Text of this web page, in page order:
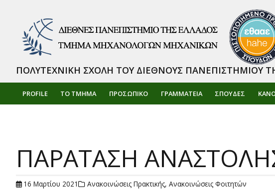
PROFILE ΤΟ ΤΜΗΜΑ ΠΡΟΣΩΠΙΚΌ ΓΡΑΜΜΑΤΕΙΑ ΣΠΟΥΔΕΣ
ΠΟΛΥΤΕΧΝΙΚΗ ΣΧΟΛΗ ΤΟΥ ΔΙΕΘΝΟΥΣ ΠΑΝΕΠΙΣΤΗΜΙΟΥ
ΠΑΡΑΤΑΣΗ
16 Μαρτίου 2021 Ανακοινώσεις Πρακτικής, Ανακοινώσεις Φοιτητών